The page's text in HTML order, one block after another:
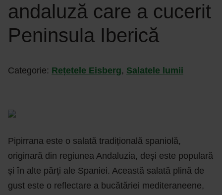
andaluză care a cucerit
Peninsula Iberică
Categorie: Rețetele Eisberg, Salatele lumii
Pipirrana este o salată tradițională spaniolă,
originară din regiunea Andaluzia, deși este populară
și în alte părți ale Spaniei. Această salată plină de
gust este o reflectare a bucătăriei mediteraneene,